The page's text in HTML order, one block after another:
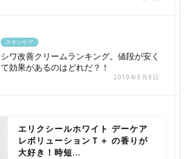
スキンケア
シワ改善クリームランキング。値段が安く
て効果があるのはどれだ？！
2019年9月8日
エリクシールホワイト デーケア
レボリューションＴ＋ の香りが
大好き！時短...